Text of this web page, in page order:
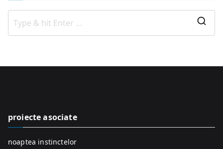
o
proiecte asociate
noaptea instinctelor